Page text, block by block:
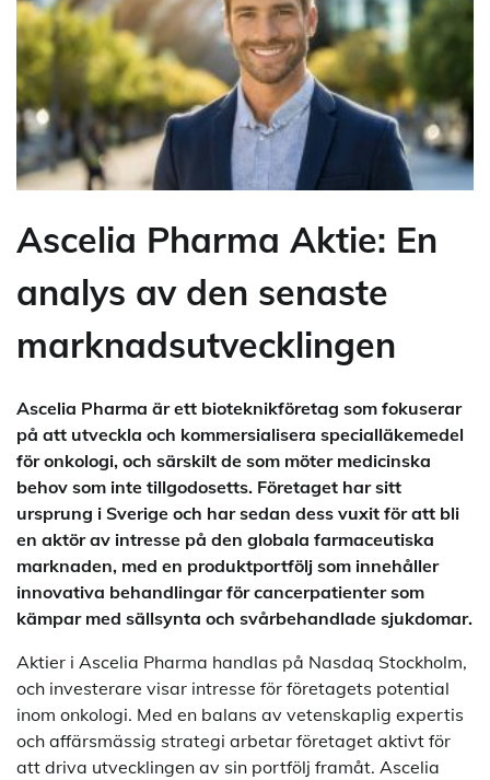
Ascelia Pharma Aktie: En
analys av den senaste
marknadsutvecklingen
Ascelia Pharma är ett bioteknikföretag som fokuserar
på att utveckla och kommersialisera specialläkemedel
för onkologi, och särskilt de som möter medicinska
behov som inte tillgodosetts. Företaget har sitt
ursprung i Sverige och har sedan dess vuxit för att bli
en aktör av intresse på den globala farmaceutiska
marknaden, med en produktportfölj som innehåller
innovativa behandlingar för cancerpatienter som
kämpar med sällsynta och svårbehandlade sjukdomar.
Aktier i Ascelia Pharma handlas på Nasdaq Stockholm,
och investerare visar intresse för företagets potential
inom onkologi. Med en balans av vetenskaplig expertis
och affärsmässig strategi arbetar företaget aktivt för
att driva utvecklingen av sin portfölj framåt. Ascelia